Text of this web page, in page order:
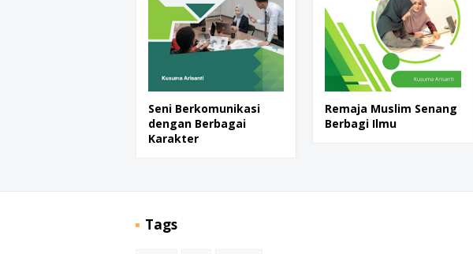
Seni Berkomunikasi
dengan Berbagai
Karakter
Remaja Muslim Senang
Berbagi Ilmu
Tags